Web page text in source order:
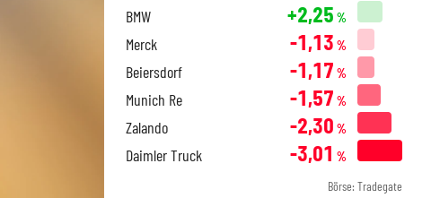
BMW +2,25 %
Merck -1,13 %
Beiersdorf -1,17 %
Munich Re -1,57 %
Zalando -2,30 %
Daimler Truck -3,01 %
Börse: Tradegate